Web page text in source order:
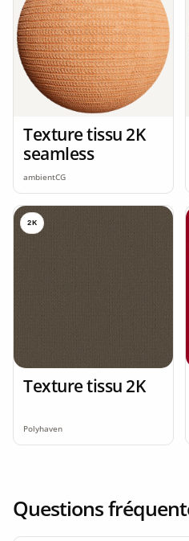
Texture tissu 2K
seamless
ambientCG
2K
Texture tissu 2K
Polyhaven
Questions